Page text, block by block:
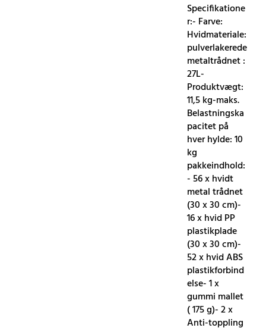
Specifikatione
r:- Farve:
Hvidmateriale:
pulverlakerede
metaltrådnet :
27L-
Produktvægt:
11,5 kg-maks.
Belastningska
pacitet på
hver hylde: 10
kg
pakkeindhold:
- 56 x hvidt
metal trådnet
(30 x 30 cm)-
16 x hvid PP
plastikplade
(30 x 30 cm)-
52 x hvid ABS
plastikforbind
else- 1 x
gummi mallet
( 175 g)- 2 x
Anti-toppling